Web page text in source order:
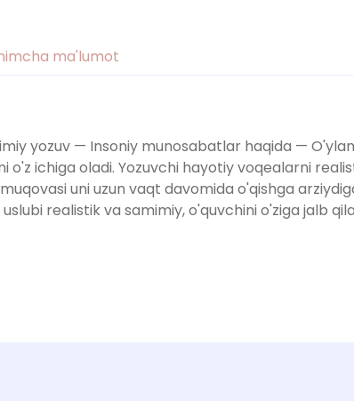
ma'lumot
yozuv — Insoniy munosabatlar haqida —
o'z ichiga oladi. Yozuvchi hayotiy voqealarni
uni uzun vaqt davomida o'qishga
realistik va samimiy, o'quvchini o'ziga jalb